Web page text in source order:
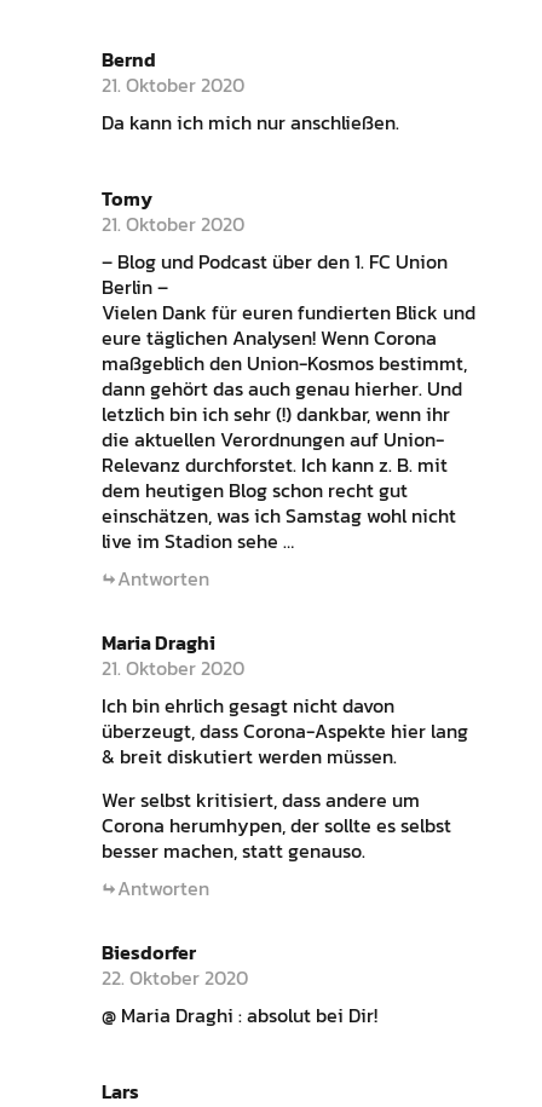
Bernd
21. Oktober 2020
Da kann ich mich nur anschließen.
Tomy
21. Oktober 2020
– Blog und Podcast über den 1. FC Union
Berlin –
Vielen Dank für euren fundierten Blick und
eure täglichen Analysen! Wenn Corona
maßgeblich den Union-Kosmos bestimmt,
dann gehört das auch genau hierher. Und
letzlich bin ich sehr (!) dankbar, wenn ihr
die aktuellen Verordnungen auf Union-
Relevanz durchforstet. Ich kann z. B. mit
dem heutigen Blog schon recht gut
einschätzen, was ich Samstag wohl nicht
live im Stadion sehe …
Antworten
Maria Draghi
21. Oktober 2020
Ich bin ehrlich gesagt nicht davon
überzeugt, dass Corona-Aspekte hier lang
& breit diskutiert werden müssen.
Wer selbst kritisiert, dass andere um
Corona herumhypen, der sollte es selbst
besser machen, statt genauso.
Antworten
Biesdorfer
22. Oktober 2020
@ Maria Draghi : absolut bei Dir!
Lars